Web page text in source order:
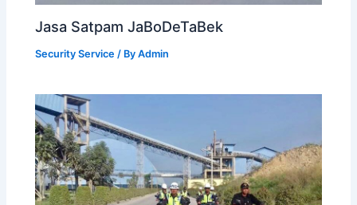
Jasa Satpam JaBoDeTaBek
Security Service / ByAdmin